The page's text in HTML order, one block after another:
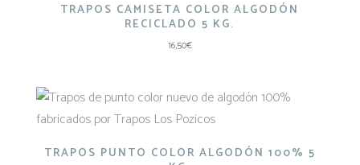
TRAPOS CAMISETA COLOR ALGODÓN
RECICLADO 5 KG.
16,50€
TRAPOS PUNTO COLOR ALGODÓN 100% 5